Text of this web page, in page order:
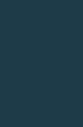
du Zeit
die
sich,